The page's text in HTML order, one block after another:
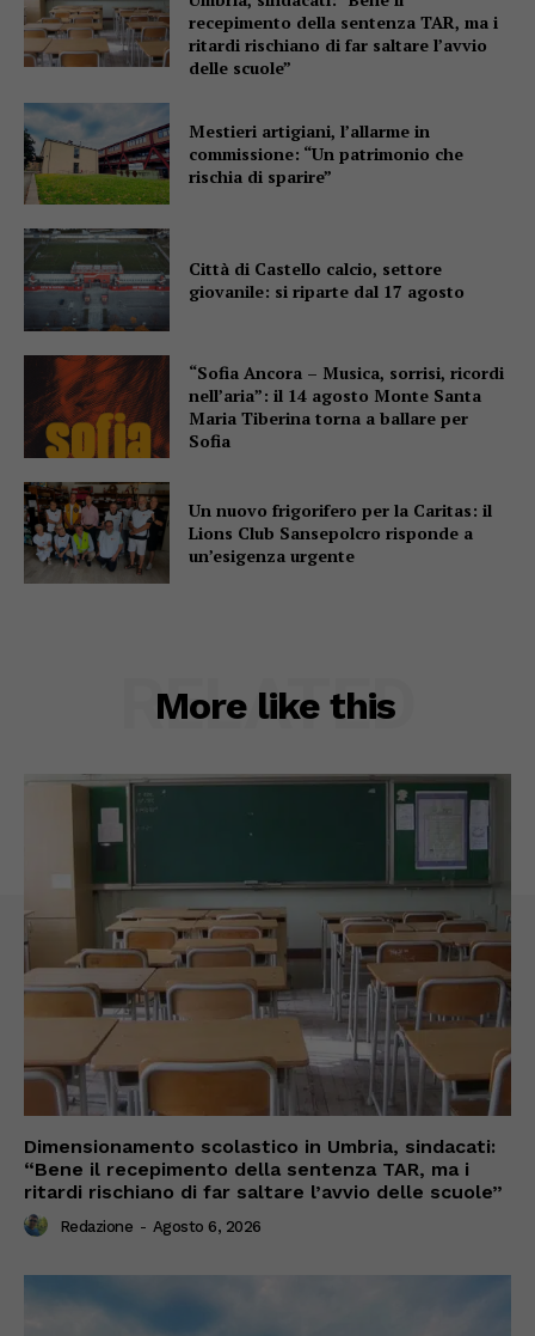
recepimento della sentenza TAR, ma i
ritardi rischiano di far saltare l’avvio
delle scuole”
Mestieri artigiani, l’allarme in
commissione: “Un patrimonio che
rischia di sparire”
Città di Castello calcio, settore
giovanile: si riparte dal 17 agosto
“Sofia Ancora – Musica, sorrisi, ricordi
nell’aria”: il 14 agosto Monte Santa
Maria Tiberina torna a ballare per
Sofia
Un nuovo frigorifero per la Caritas: il
Lions Club Sansepolcro risponde a
un’esigenza urgente
More like this
RELATED
Dimensionamento scolastico in Umbria, sindacati:
“Bene il recepimento della sentenza TAR, ma i
ritardi rischiano di far saltare l’avvio delle scuole”
Redazione - Agosto 6, 2026